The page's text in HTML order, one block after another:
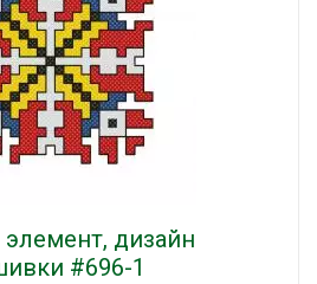
дизайн
#696-1